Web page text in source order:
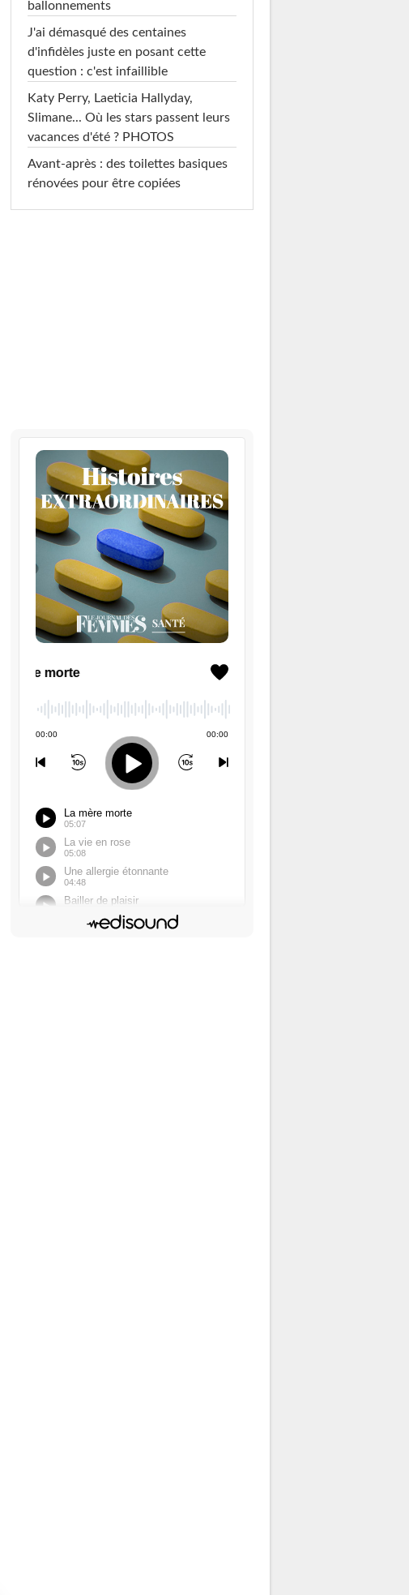
ballonnements
J'ai démasqué des centaines
d'infidèles juste en posant cette
question : c'est infaillible
Katy Perry, Laeticia Hallyday,
Slimane... Où les stars passent leurs
vacances d'été ? PHOTOS
Avant-après : des toilettes basiques
rénovées pour être copiées